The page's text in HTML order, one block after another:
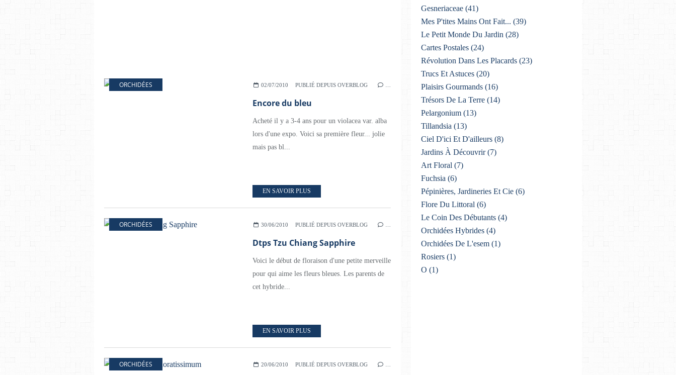
ORCHIDÉES 02/07/2010 PUBLIÉ DEPUIS OVERBLOG
Encore du bleu
Acheté il y a 3-4 ans pour un violacea var. alba
lors d'une expo. Voici sa première fleur... jolie
mais pas bl...
EN SAVOIR PLUS
ORCHIDÉES 30/06/2010 PUBLIÉ DEPUIS OVERBLOG
Dtps Tzu Chiang Sapphire
Voici le début de floraison d'une petite merveille
pour qui aime les fleurs bleues. Les parents de
cet hybride...
EN SAVOIR PLUS
ORCHIDÉES 20/06/2010 PUBLIÉ DEPUIS OVERBLOG
Gesneriaceae (41)
Mes P'tites Mains Ont Fait... (39)
Le Petit Monde Du Jardin (28)
Cartes Postales (24)
Révolution Dans Les Placards (23)
Trucs Et Astuces (20)
Plaisirs Gourmands (16)
Trésors De La Terre (14)
Pelargonium (13)
Tillandsia (13)
Ciel D'ici Et D'ailleurs (8)
Jardins À Découvrir(7)
Art Floral (7)
Fuchsia (6)
Pépinières, Jardineries Et Cie (6)
Flore Du Littoral (6)
Le Coin Des Débutants (4)
Orchidées Hybrides (4)
Orchidées De L'esem (1)
Rosiers (1)
O (1)